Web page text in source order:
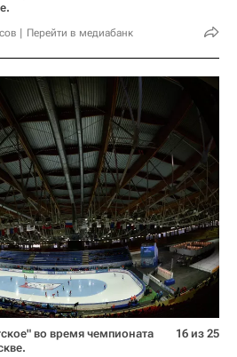
Перейти в медиабанк
во время чемпионата
16 из 25